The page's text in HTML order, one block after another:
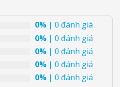
0% | 0 đánh giá
0% | 0 đánh giá
0% | 0 đánh giá
0% | 0 đánh giá
0% | 0 đánh giá